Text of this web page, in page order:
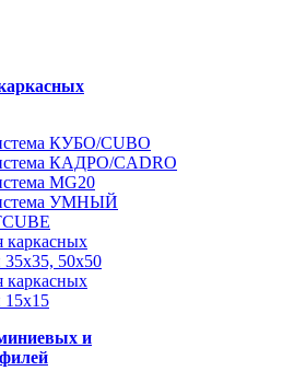
КУБО/CUBO
КАДРО/CADRO
MG20
УМНЫЙ
каркасных
35x35, 50x50
каркасных
15х15
и